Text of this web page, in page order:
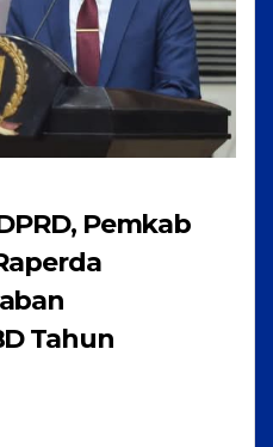
Pemkab
Tahun